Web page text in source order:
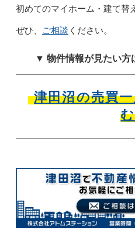
初めてのマイホーム・建て替
ぜひ、 ご相談 ください。
▼ 物件情報が見たい方
津田沼の売買
む